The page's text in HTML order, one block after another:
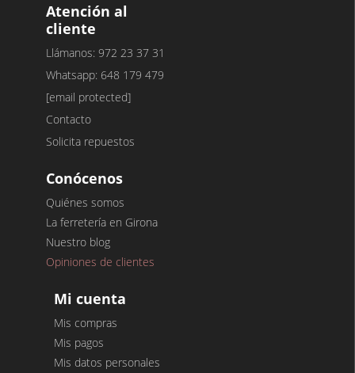
Atención al
cliente
Llámanos: 972 23 37 31
Whatsapp: 648 179 479
[email protected]
Contacto
Solicita repuestos
Conócenos
Quiénes somos
La ferretería en Girona
Nuestro blog
Opiniones de clientes
Mi cuenta
Mis compras
Mis pagos
Mis datos personales